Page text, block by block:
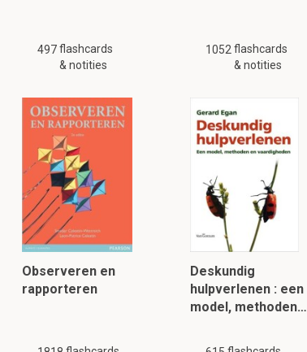
497 flashcards
& notities
1052 flashcards
& notities
Observeren en
rapporteren
Deskundig
hulpverlenen : een
model, methoden…